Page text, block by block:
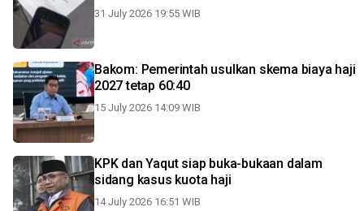
31 July 2026 19:55 WIB
Bakom: Pemerintah usulkan skema biaya haji
2027 tetap 60:40
15 July 2026 14:09 WIB
KPK dan Yaqut siap buka-bukaan dalam
sidang kasus kuota haji
14 July 2026 16:51 WIB